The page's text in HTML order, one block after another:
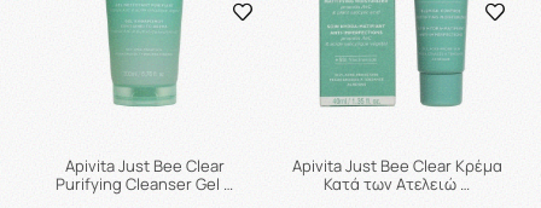
Apivita Just Bee Clear
Purifying Cleanser Gel …
Apivita Just Bee Clear Κρέμα
Κατά των Ατελειώ …